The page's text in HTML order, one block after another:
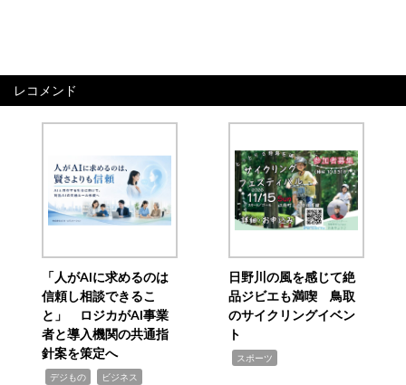
レコメンド
「人がAIに求めるのは
信頼し相談できるこ
と」 ロジカがAI事業
者と導入機関の共通指
針案を策定へ
デジもの ビジネス
日野川の風を感じて絶
品ジビエも満喫 鳥取
のサイクリングイベン
ト
スポーツ